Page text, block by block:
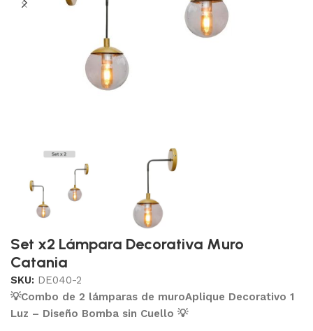
Set x2 Lámpara Decorativa Muro
Catania
SKU: DE040-2
💡Combo de 2 lámparas de muroAplique Decorativo 1
Luz – Diseño Bomba sin Cuello 💡